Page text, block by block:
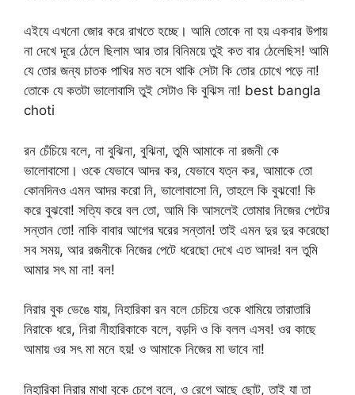
এইযে এখনো জোর করে রাখতে হচ্ছে। আমি তোকে না হয় একবার উপায়
না দেখে দূরে ঠেলে ছিলাম আর তার বিনিময়ে তুই কত বার ঠেলেছিস! আমি
যে তোর জন্য চাতক পাখির মত বসে থাকি সেটা কি তোর চোখে পড়ে না!
তোকে যে কতটা ভালোবাসি তুই সেটাও কি বুঝিস না! best bangla
choti
রন চেঁচিয়ে বলে, না বুঝিনা, বুঝিনা, তুমি আমাকে না রজনী কে
ভালোবাসো। ওকে যেভাবে আদর কর, যেভাবে যত্ন কর, আমাকে তো
কোনদিনও এমন আদর করো নি, ভালোবাসো নি, তাহলে কি বুঝবো! কি
করে বুঝবো! সত্যি করে বল তো, আমি কি আসলেই তোমার নিজের পেটের
সন্তান তো! নাকি বাবার আগের ঘরের সন্তান! তাই এমন দুর দুর করেছো
সব সময়, আর রজনীকে নিজের পেটে ধরেছো দেখে এত আদর! বল তুমি
আমার সৎ মা না! বল!
নিরার বুক ভেঙে যায়, নিহারিকা রন বলে চেচিয়ে ওকে থামিয়ে তারাতারি
নিরাকে ধরে, নিরা নীহারিকাকে বলে, বড়দি ও কি বলল এসব! ওর কাছে
আমায় ওর সৎ মা মনে হয়! ও আমাকে নিজের মা ভাবে না!
নিহারিকা নিরার মাথা বুকে চেপে বলে, ও রেগে আছে ছোট, তাই যা তা